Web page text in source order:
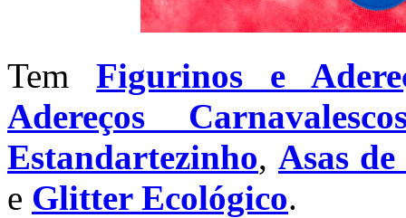
TemFigurinos e
Adereços
Estandartezinho, Asas
e Glitter Ecológico.